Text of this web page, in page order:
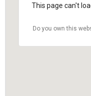
This page can't
Do you own this